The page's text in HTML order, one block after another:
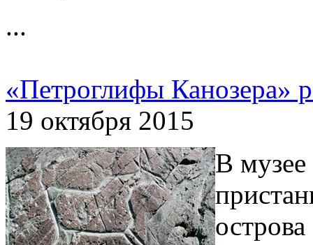
...
«Петроглифы Канозера»
19 октября 2015
В музее